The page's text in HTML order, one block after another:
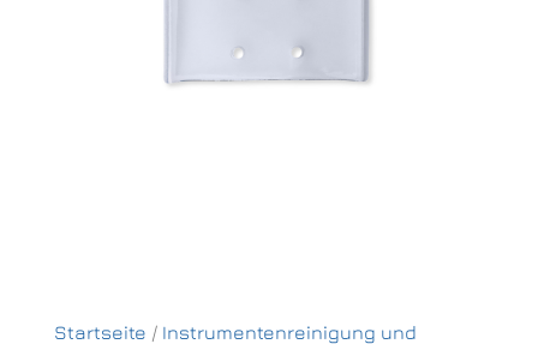
Startseite / Instrumentenreinigung und